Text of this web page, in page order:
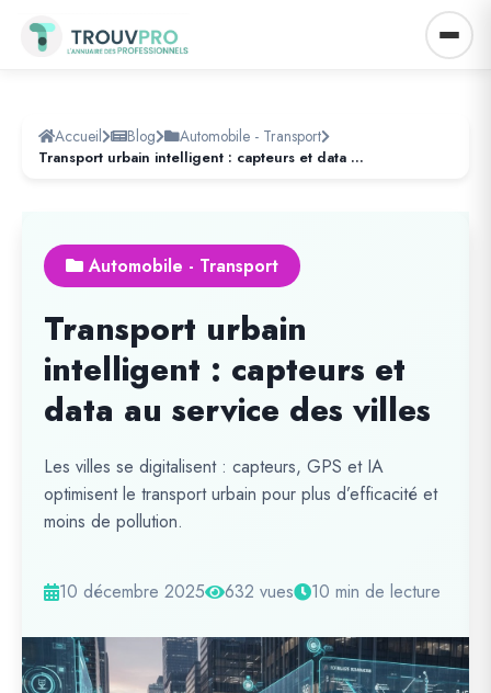
Accueil Blog Automobile - Transport
Transport urbain intelligent : capteurs et data au service des villes
Automobile - Transport
Transport urbain
intelligent : capteurs et
data au service des villes
Les villes se digitalisent : capteurs, GPS et IA
optimisent le transport urbain pour plus d’efficacité et
moins de pollution.
10 décembre 2025 632 vues 10 min de lecture